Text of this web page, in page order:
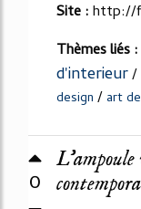
Site :http://
Thèmes liés :
d'interieur/
design /art
0